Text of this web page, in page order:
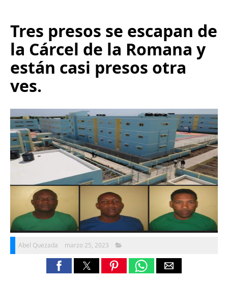
Tres presos se escapan de
la Cárcel de la Romana y
están casi presos otra
ves.
Abel Quezada marzo 25, 2023